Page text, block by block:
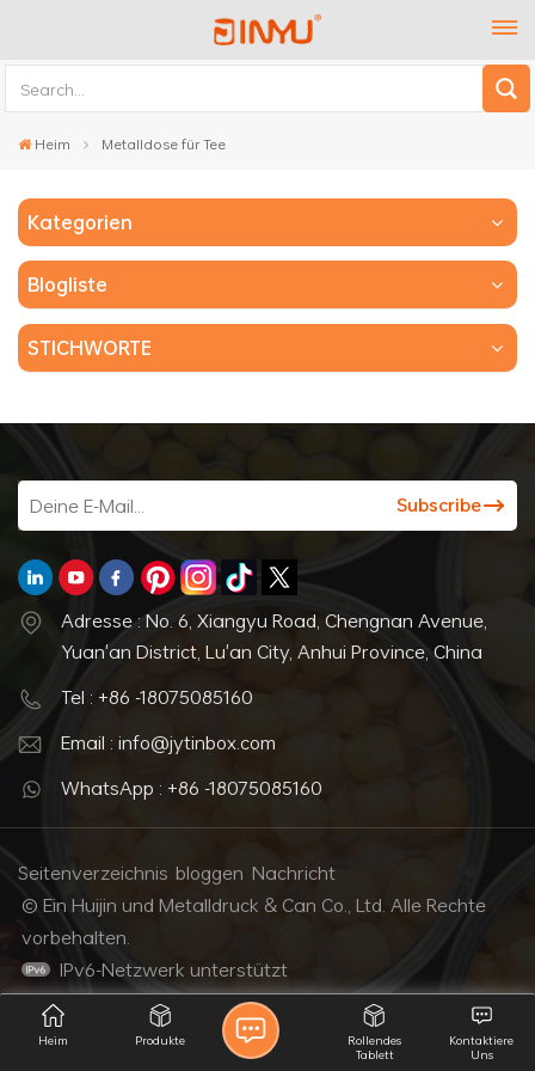
Heim Metalldose für Tee
Kategorien
Blogliste
STICHWORTE
Adresse : No. 6, Xiangyu Road, Chengnan Avenue,
Yuan'an District, Lu'an City, Anhui Province, China
Tel : +86 -18075085160
Email : info@jytinbox.com
WhatsApp : +86 -18075085160
Seitenverzeichnis bloggen Nachricht
© Ein Huijin und Metalldruck & Can Co., Ltd. Alle Rechte
vorbehalten.
IPv6-Netzwerk unterstützt
Heim Produkte
Kontaktiere
Uns
Rollendes
Tablett